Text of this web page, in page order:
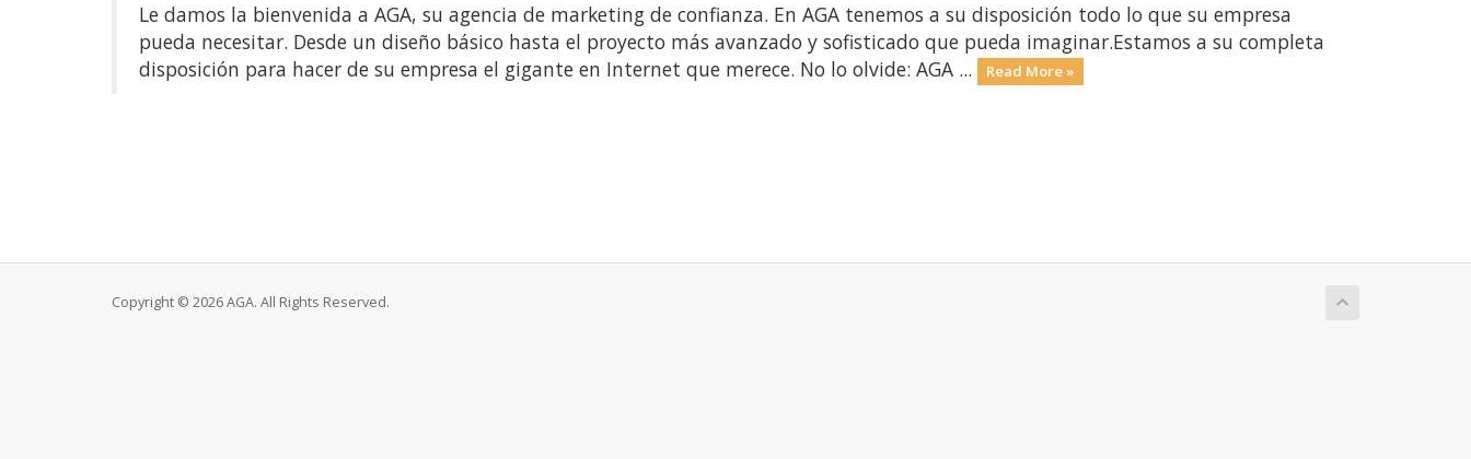
Le damos la bienvenida a AGA, su agencia de marketing de confianza. En AGA tenemos a su disposición todo lo que su empresa
pueda necesitar. Desde un diseño básico hasta el proyecto más avanzado y sofisticado que pueda imaginar.Estamos a su completa
disposición para hacer de su empresa el gigante en Internet que merece. No lo olvide: AGA ...
Read More »
Copyright © 2026 AGA. All Rights Reserved.